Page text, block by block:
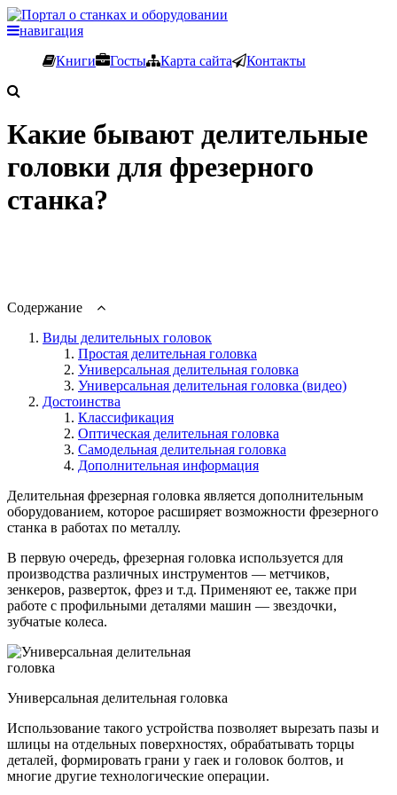
навигация
Книги
Госты Карта сайта Контакты
Какие бывают делительные
головки для фрезерного
станка?
Содержание
Виды делительных головок
Простая делительная головка
Универсальная делительная головка
Универсальная делительная головка (видео)
Достоинства
Классификация
Оптическая делительная головка
Самодельная делительная головка
Дополнительная информация
Делительная фрезерная головка является дополнительным
оборудованием, которое расширяет возможности фрезерного
станка в работах по металлу.
В первую очередь, фрезерная головка используется для
производства различных инструментов — метчиков,
зенкеров, разверток, фрез и т.д. Применяют ее, также при
работе с профильными деталями машин — звездочки,
зубчатые колеса.
Универсальная делительная головка
Использование такого устройства позволяет вырезать пазы и
шлицы на отдельных поверхностях, обрабатывать торцы
деталей, формировать грани у гаек и головок болтов, и
многие другие технологические операции.